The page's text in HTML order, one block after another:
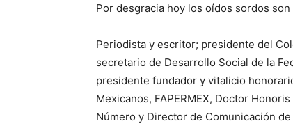
Por desgracia hoy los oídos sordos
Periodista y escritor; presidente del
secretario de Desarrollo Social de la
presidente fundador y vitalicio
Mexicanos, FAPERMEX, Doctor
Número y Director de Comunicación